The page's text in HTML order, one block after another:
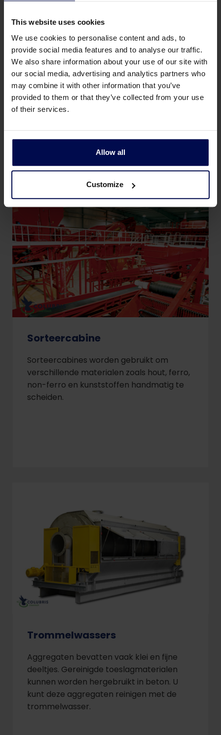
This website uses cookies
We use cookies to personalise content and ads, to
provide social media features and to analyse our traffic.
We also share information about your use of our site with
our social media, advertising and analytics partners who
may combine it with other information that you’ve
provided to them or that they’ve collected from your use
of their services.
Allow all
Customize
Magneten
Een magneet wordt gebruikt om ijzeren
delen te scheiden van een vaste
afvalstroom. De magneet kan statisch zijn,
of hij kan gecombineerd worden met een
transportband, om ijzeren delen
transporteren.
Sorteercabine
Sorteercabines worden gebruikt om
verschillende materialen zoals hout, ferro,
non-ferro en kunststoffen handmatig te
scheiden.
Trommelwassers
Aggregaten bevatten vaak klei en fijne
deeltjes. Gereinigde toeslagmaterialen
kunnen worden hergebruikt in beton. U
kunt deze aggregaten reinigen met de
trommelwasser.